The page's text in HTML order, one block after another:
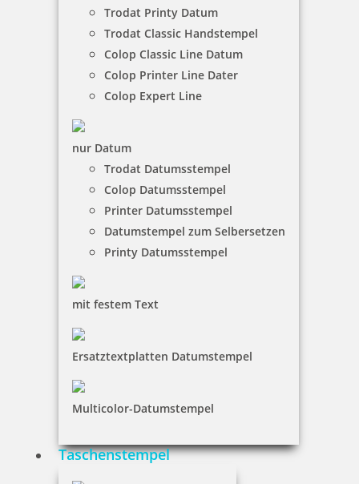
Trodat Printy Datum
Trodat Classic Handstempel
Colop Classic Line Datum
Colop Printer Line Dater
Colop Expert Line
nur Datum
Trodat Datumsstempel
Colop Datumsstempel
Printer Datumsstempel
Datumstempel zum Selbersetzen
Printy Datumsstempel
mit festem Text
Ersatztextplatten Datumstempel
Multicolor-Datumstempel
Taschenstempel